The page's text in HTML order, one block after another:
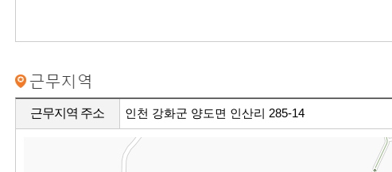
근무지역 주소 인천 강화군 양도면 인산리 285-14